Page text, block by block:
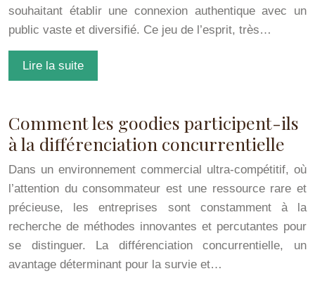
souhaitant établir une connexion authentique avec un
public vaste et diversifié. Ce jeu de l’esprit, très…
Lire la suite
Comment les goodies participent-ils
à la différenciation concurrentielle
Dans un environnement commercial ultra-compétitif, où
l’attention du consommateur est une ressource rare et
précieuse, les entreprises sont constamment à la
recherche de méthodes innovantes et percutantes pour
se distinguer. La différenciation concurrentielle, un
avantage déterminant pour la survie et…